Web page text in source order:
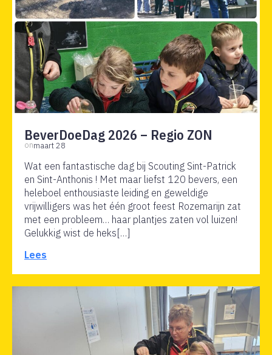
BeverDoeDag 2026 – Regio ZON
onmaart 28
Wat een fantastische dag bij Scouting Sint-Patrick
en Sint-Anthonis ! Met maar liefst 120 bevers, een
heleboel enthousiaste leiding en geweldige
vrijwilligers was het één groot feest Rozemarijn zat
met een probleem… haar plantjes zaten vol luizen!
Gelukkig wist de heks[…]
Lees